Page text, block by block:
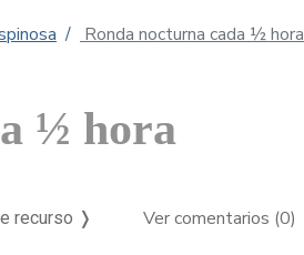
Ronda nocturna cada ½ hora
½ hora
recurso ❭ Ver comentarios (0)